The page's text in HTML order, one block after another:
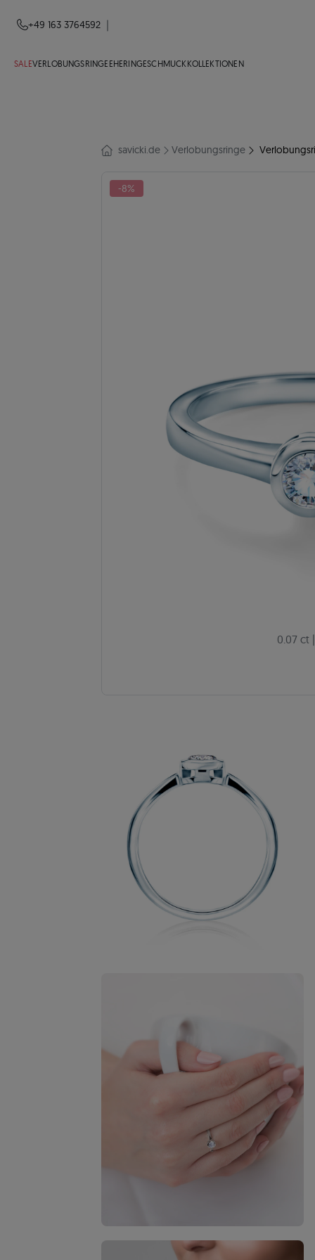
+49 163 3764592
SALEVERLOBUNGSRINGE EHERINGESCHMUCKKOLLEKTIONEN
savicki.de Verlobungsringe
-8%
0.07 ct